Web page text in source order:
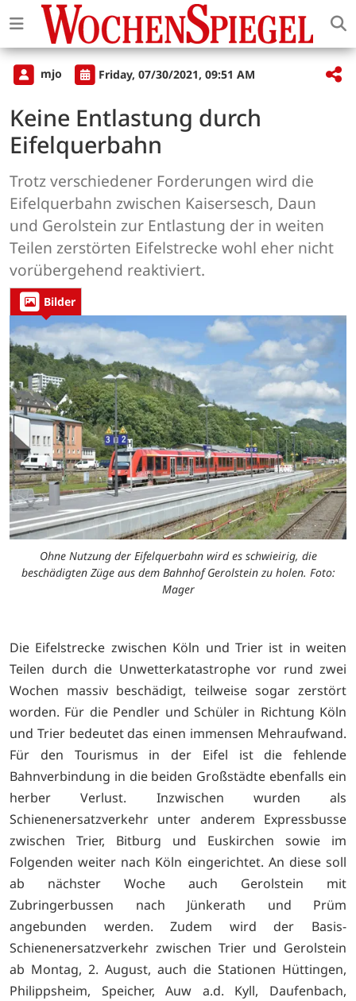
mjo Friday, 07/30/2021, 09:51 AM
Keine Entlastung durch
Eifelquerbahn
Trotz verschiedener Forderungen wird die
Eifelquerbahn zwischen Kaisersesch, Daun
und Gerolstein zur Entlastung der in weiten
Teilen zerstörten Eifelstrecke wohl eher nicht
vorübergehend reaktiviert.
Bilder
Ohne Nutzung der Eifelquerbahn wird es schwieirig, die
beschädigten Züge aus dem Bahnhof Gerolstein zu holen. Foto:
Mager
Die Eifelstrecke zwischen Köln und Trier ist in weiten
Teilen durch die Unwetterkatastrophe vor rund zwei
Wochen massiv beschädigt, teilweise sogar zerstört
worden. Für die Pendler und Schüler in Richtung Köln
und Trier bedeutet das einen immensen Mehraufwand.
Für den Tourismus in der Eifel ist die fehlende
Bahnverbindung in die beiden Großstädte ebenfalls ein
herber Verlust. Inzwischen wurden als
Schienenersatzverkehr unter anderem Expressbusse
zwischen Trier, Bitburg und Euskirchen sowie im
Folgenden weiter nach Köln eingerichtet. An diese soll
ab nächster Woche auch Gerolstein mit
Zubringerbussen nach Jünkerath und Prüm
angebunden werden. Zudem wird der Basis-
Schienenersatzverkehr zwischen Trier und Gerolstein
ab Montag, 2. August, auch die Stationen Hüttingen,
Philippsheim, Speicher, Auw a.d. Kyll, Daufenbach,